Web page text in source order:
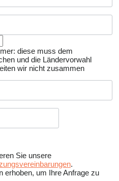
diese muss dem
und die Ländervorwahl
wir nicht zusammen
Sie unsere
.
erhoben, um Ihre Anfrage zu